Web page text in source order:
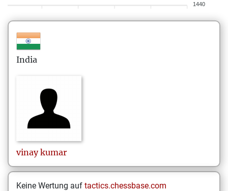
1440
India
vinay kumar
Keine Wertung auf tactics.chessbase.com